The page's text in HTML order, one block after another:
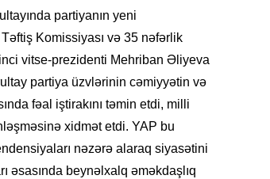
partiyanın yeni
Komissiyası və 35 nəfərlik
vitse-prezidenti Mehriban Əliyeva
partiya üzvlərinin cəmiyyətin və
fəal iştirakını təmin etdi, milli
xidmət etdi. YAP bu
nəzərə alaraq siyasətini
əsasında beynəlxalq əməkdaşlıq